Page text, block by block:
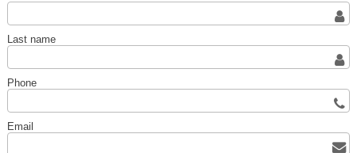
Last name
Phone
Email